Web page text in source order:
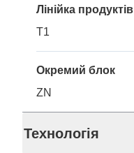
Лінійка продуктів
T1
Окремий блок
ZN
Технологія